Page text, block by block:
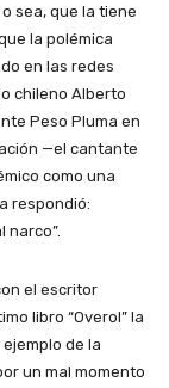
sea, que la tiene
la polémica
en las redes
chileno Alberto
Peso Pluma en
—el cantante
como una
respondió:
narco”.
el escritor
libro “Overol” la
de la
un mal momento